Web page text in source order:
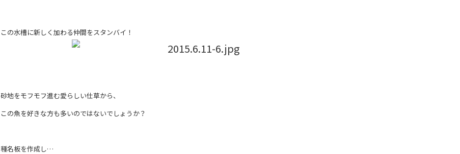
この水槽に新しく加わる仲間をスタンバイ！
砂地をモフモフ進む愛らしい仕草から、
この魚を好きな方も多いのではないでしょうか？
種名板を作成し…